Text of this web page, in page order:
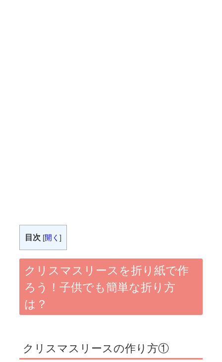
目次 [開く ]
クリスマスリースを折り紙で作
ろう！子供でも簡単な折り方
は？
クリスマスリースの作り方①